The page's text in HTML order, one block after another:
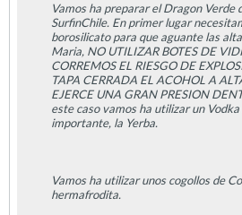
Vamos ha preparar el Dragon Verde
SurfinChile. En primer lugar
borosilicato para que aguante las
Maria, NO UTILIZAR BOTES DE
CORREMOS EL RIESGO DE
TAPA CERRADA EL ACOHOL A
EJERCE UNA GRAN PRESION
este caso vamos ha utilizar un
importante, la Yerba.
Vamos ha utilizar unos cogollos de
hermafrodita.